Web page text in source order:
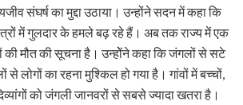
संघर्ष का मुद्दा उठाया। उन्होंने सदन में कहा कि
में गुलदार के हमले बढ़ रहे हैं। अब तक राज्य में एक
की मौत की सूचना है। उन्होेंने कहा कि जंगलों से सटे
से लोगों का रहना मुश्किल हो गया है। गांवों में बच्चों,
को जंगली जानवरों से सबसे ज्यादा खतरा है।